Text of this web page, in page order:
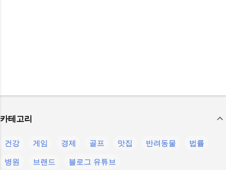
카테고리
건강 게임 경제 골프 맛집 반려동물
법률
병원
브랜드 블로그 유튜브